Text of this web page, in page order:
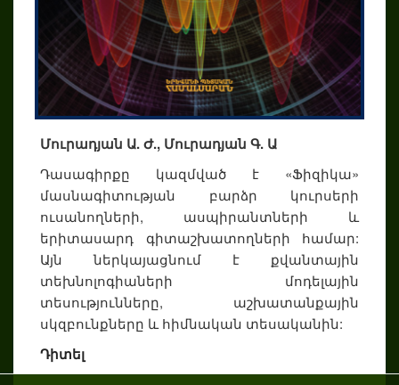
Մուրադյան Ա. Ժ., Մուրադյան Գ. Ա
Դասագիրքը կազմված է «Ֆիզիկա»
մասնագիտության բարձր կուրսերի
ուսանողների, ասպիրանտների և
երիտասարդ գիտաշխատողների համար:
Այն ներկայացնում է քվանտային
տեխնոլոգիաների մոդելային
տեսությունները, աշխատանքային
սկզբունքները և հիմնական տեսականին:
Դիտել